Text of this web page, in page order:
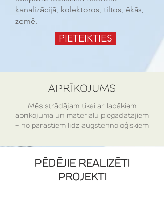
kanalizācijā, kolektoros, tiltos, ēkās,
zemē.
PIETEIKTIES
APRĪKOJUMS
Mēs strādājam tikai ar labākiem
aprīkojuma un materiālu piegādātājiem
- no parastiem līdz augstehnoloģiskiem
PĒDĒJIE REALIZĒTI
PROJEKTI